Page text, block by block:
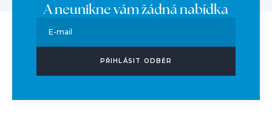
A neunikne vám žádná nabídka
E-mail
PŘIHLÁSIT ODBĚR